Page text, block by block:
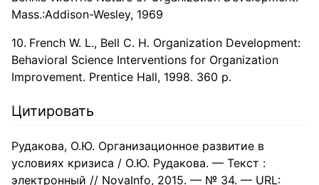
Mass.:Addison-Wesley, 1969
French W. L., Bell C. H. Organization Development:
Behavioral Science Interventions for Organization
Improvement. Prentice Hall, 1998. 360 p.
Цитировать
Рудакова, О.Ю. Организационное развитие в
условиях кризиса / О.Ю. Рудакова. — Текст :
электронный // NovaInfo, 2015. — № 34. — URL: